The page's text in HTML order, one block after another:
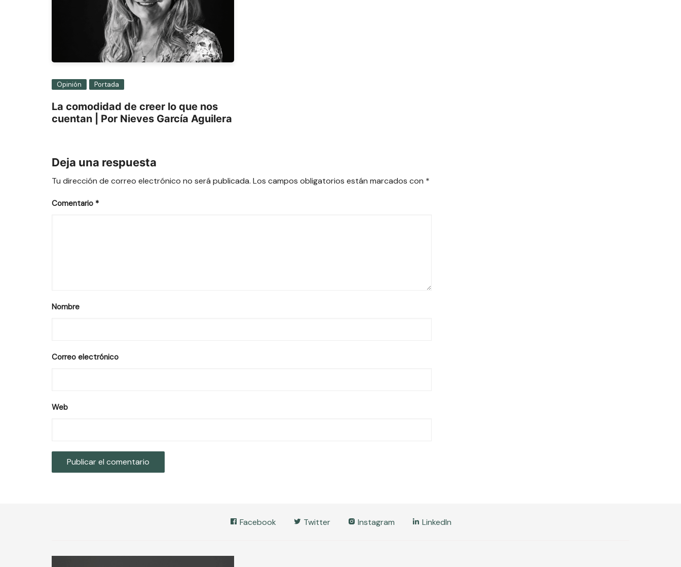
Opinión Portada
La comodidad de creer lo que nos
cuentan | Por Nieves García Aguilera
Deja una respuesta
Tu dirección de correo electrónico no será publicada. Los campos obligatorios están marcados con *
Comentario *
Nombre
Correo electrónico
Web
Facebook Twitter Instagram LinkedIn